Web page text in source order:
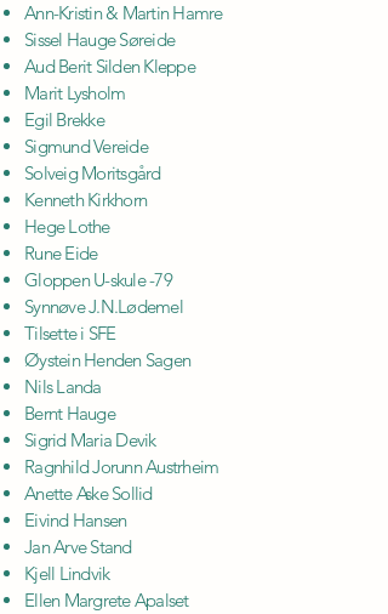
Ann-Kristin & Martin Hamre
Sissel Hauge Søreide
Aud Berit Silden Kleppe
Marit Lysholm
Egil Brekke
Sigmund Vereide
Solveig Moritsgård
Kenneth Kirkhorn
Hege Lothe
Rune Eide
Gloppen U-skule -79
Synnøve J.N.Lødemel
Tilsette i SFE
Øystein Henden Sagen
Nils Landa
Bernt Hauge
Sigrid Maria Devik
Ragnhild Jorunn Austrheim
Anette Aske Sollid
Eivind Hansen
Jan Arve Stand
Kjell Lindvik
Ellen Margrete Apalset